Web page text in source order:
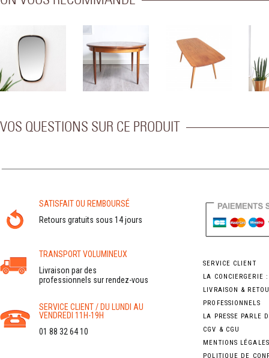
VOS QUESTIONS SUR CE PRODUIT
SATISFAIT OU REMBOURSÉ
Retours gratuits sous 14 jours
TRANSPORT VOLUMINEUX
Livraison par des
professionnels sur rendez-vous
SERVICE CLIENT / DU LUNDI AU
VENDREDI 11H-19H
01 88 32 64 10
SERVICE CLIENT
LA CONCIERGERIE
LIVRAISON &
PROFESSIONNELS
LA PRESSE PARLE
CGV & CGU
MENTIONS LÉGALES
POLITIQUE DE